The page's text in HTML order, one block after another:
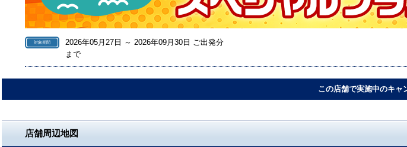
対象期間
2026年05月27日 ～ 2026年09月30日 ご出発分
まで
この店舗で実施中のキャ
店舗周辺地図